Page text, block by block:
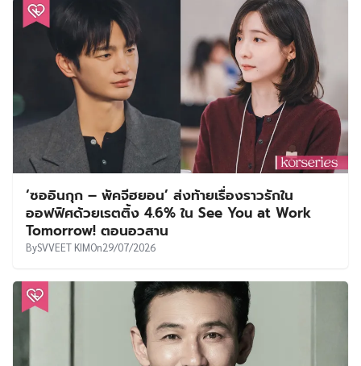
‘ซออินกุก – พัคจีฮยอน’ ส่งท้ายเรื่องราวรักใน
ออฟฟิศด้วยเรตติ้ง 4.6% ใน See You at Work
Tomorrow! ตอนอวสาน
BySVVEET KIMOn29/07/2026